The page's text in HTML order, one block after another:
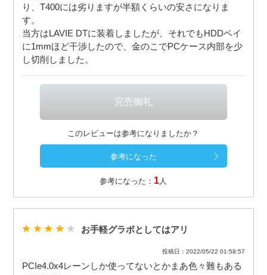
り、T400には劣りますが半額くらいの安さになりま
す。
当方はLAVIE DTに装着しましたが、それでもHDDベイ
に1mmほど干渉したので、金のこでPCケース内部を少
し切削しました。
このレビューは参考になりましたか？
参考になった： 1 人
お手軽グラボとしてはアリ
投稿日：2022/05/22 01:58:57
PCIe4.0x4レーンしか使ってないとかまあ色々難もある